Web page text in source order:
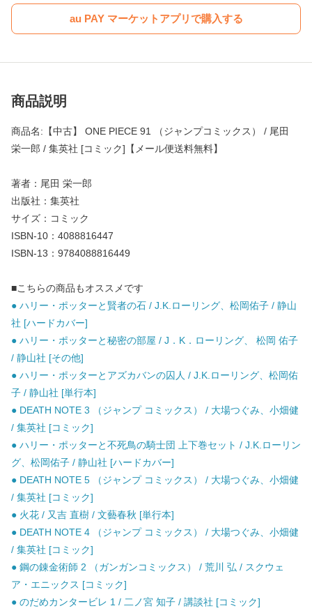
au PAY マーケットアプリで購入する
商品説明
商品名:【中古】 ONE PIECE 91 （ジャンプコミックス） / 尾田
栄一郎 / 集英社 [コミック]【メール便送料無料】
著者：尾田 栄一郎
出版社：集英社
サイズ：コミック
ISBN-10：4088816447
ISBN-13：9784088816449
■こちらの商品もオススメです
● ハリー・ポッターと賢者の石 / J.K.ローリング、松岡佑子 / 静山
社 [ハードカバー]
● ハリー・ポッターと秘密の部屋 / J．K．ローリング、 松岡 佑子
/ 静山社 [その他]
● ハリー・ポッターとアズカバンの囚人 / J.K.ローリング、松岡佑
子 / 静山社 [単行本]
● DEATH NOTE 3 （ジャンプ コミックス） / 大場つぐみ、小畑健
/ 集英社 [コミック]
● ハリー・ポッターと不死鳥の騎士団 上下巻セット / J.K.ローリン
グ、松岡佑子 / 静山社 [ハードカバー]
● DEATH NOTE 5 （ジャンプ コミックス） / 大場つぐみ、小畑健
/ 集英社 [コミック]
● 火花 / 又吉 直樹 / 文藝春秋 [単行本]
● DEATH NOTE 4 （ジャンプ コミックス） / 大場つぐみ、小畑健
/ 集英社 [コミック]
● 鋼の錬金術師 2 （ガンガンコミックス） / 荒川 弘 / スクウェ
ア・エニックス [コミック]
● のだめカンタービレ 1 / 二ノ宮 知子 / 講談社 [コミック]